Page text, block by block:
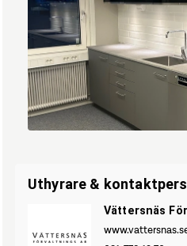
Uthyrare &
Vättersnäs